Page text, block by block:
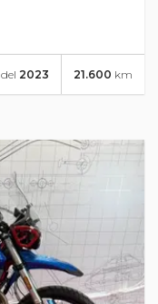
21.600 km
del 2023